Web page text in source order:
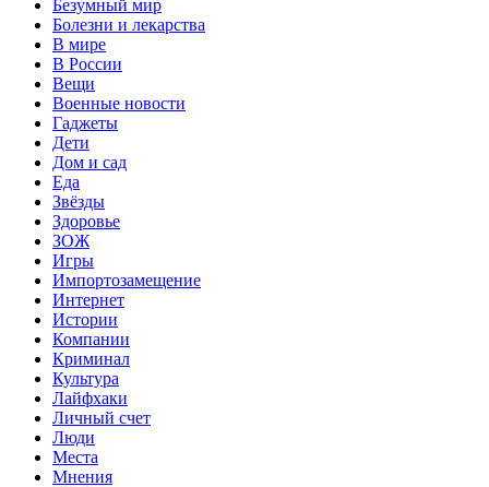
Безумный мир
Болезни и лекарства
В мире
В России
Вещи
Военные новости
Гаджеты
Дети
Дом и сад
Еда
Звёзды
Здоровье
ЗОЖ
Игры
Импортозамещение
Интернет
Истории
Компании
Криминал
Культура
Лайфхаки
Личный счет
Люди
Места
Мнения